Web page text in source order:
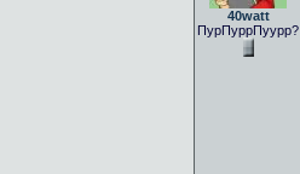
40watt
ПурПуррПуурр?